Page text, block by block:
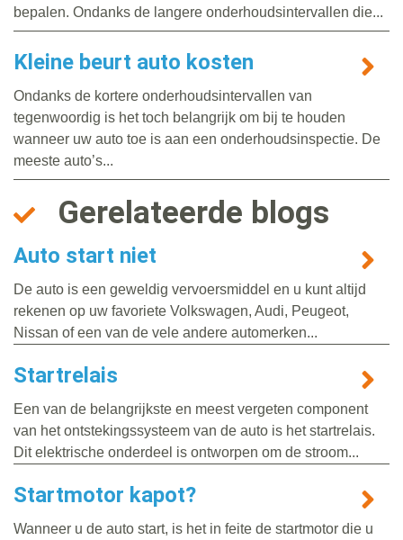
bepalen. Ondanks de langere onderhoudsintervallen die...
Kleine beurt auto kosten
Ondanks de kortere onderhoudsintervallen van
tegenwoordig is het toch belangrijk om bij te houden
wanneer uw auto toe is aan een onderhoudsinspectie. De
meeste auto’s...
Gerelateerde blogs
Auto start niet
De auto is een geweldig vervoersmiddel en u kunt altijd
rekenen op uw favoriete Volkswagen, Audi, Peugeot,
Nissan of een van de vele andere automerken...
Startrelais
Een van de belangrijkste en meest vergeten component
van het ontstekingssysteem van de auto is het startrelais.
Dit elektrische onderdeel is ontworpen om de stroom...
Startmotor kapot?
Wanneer u de auto start, is het in feite de startmotor die u